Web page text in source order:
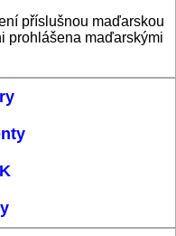
příslušnou maďarskou
prohlášena maďarskými